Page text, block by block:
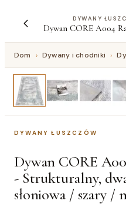
DYWANY
Dom › Dywany i chodniki ›
DYWANY ŁUSZCZÓW
Dywan CORE
- Strukturalny,
słoniowa / szary /